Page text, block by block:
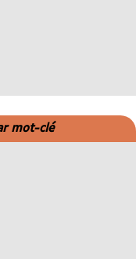
mot-clé